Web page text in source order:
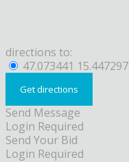
directions to:
47.073441 15.447297
Send Message
Login Required
Send Your Bid
Login Required